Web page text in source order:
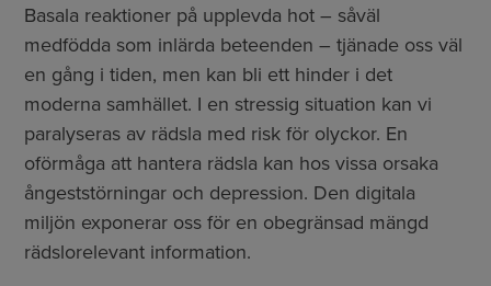
Basala reaktioner på upplevda hot – såväl
medfödda som inlärda beteenden – tjänade oss väl
en gång i tiden, men kan bli ett hinder i det
moderna samhället. I en stressig situation kan vi
paralyseras av rädsla med risk för olyckor. En
oförmåga att hantera rädsla kan hos vissa orsaka
ångeststörningar och depression. Den digitala
miljön exponerar oss för en obegränsad mängd
rädslorelevant information.